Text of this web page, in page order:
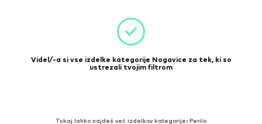
Videl/-a si vse izdelke kategorije Nogavice za tek, ki so
ustrezali tvojim filtrom
Tukaj lahko najdeš več izdelkov kategorije: Perilo